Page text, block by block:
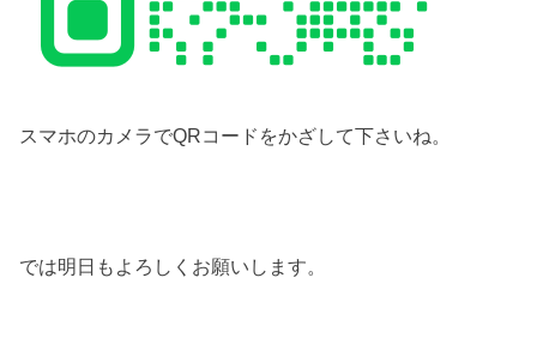
スマホのカメラでQRコードをかざして下さいね。
では明日もよろしくお願いします。